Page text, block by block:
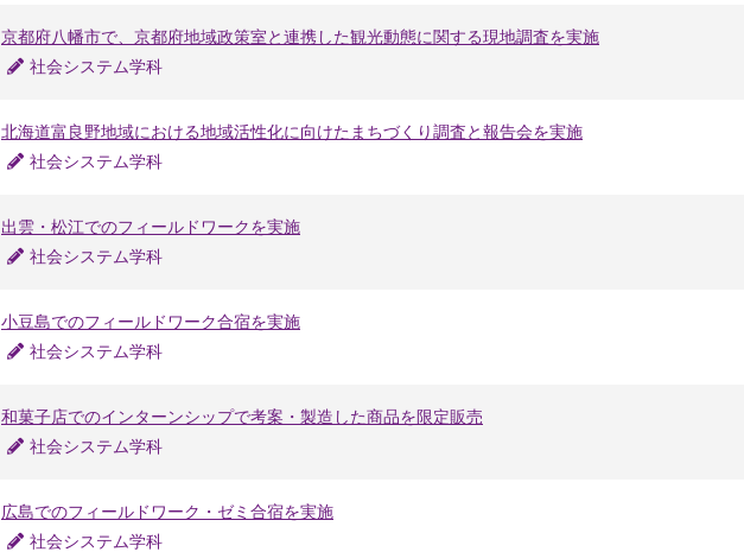
京都府八幡市で、京都府地域政策室と連携した観光動態に関する現地調査を実施
社会システム学科
北海道富良野地域における地域活性化に向けたまちづくり調査と報告会を実施
社会システム学科
出雲・松江でのフィールドワークを実施
社会システム学科
小豆島でのフィールドワーク合宿を実施
社会システム学科
和菓子店でのインターンシップで考案・製造した商品を限定販売
社会システム学科
広島でのフィールドワーク・ゼミ合宿を実施
社会システム学科